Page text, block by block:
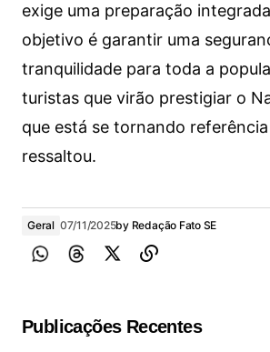
exige uma preparação
objetivo é garantir uma
tranquilidade para toda a
turistas que virão prestigiar o
que está se tornando referência
ressaltou.
Geral 07/11/2025by Redação Fato SE
Publicações Recentes